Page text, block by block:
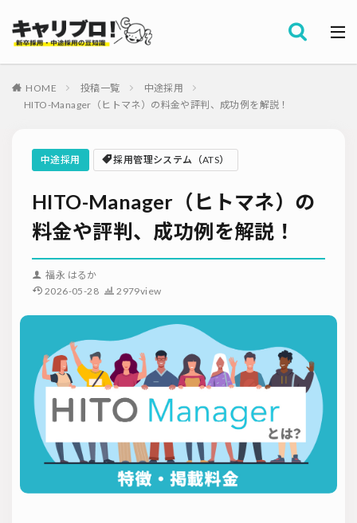
HOME 投稿一覧
中途採用
HITO-Manager（ヒトマネ）の料金や評判、成功例を解説！
中途採用 採用管理システム（ATS）
HITO-Manager（ヒトマネ）の
料金や評判、成功例を解説！
福永 はるか
2026-05-28
2979view
カテゴリー
タグ
就職サイト
転職サイト
ダイレクトリクルーティング
採用管理システム（ATS）
採用ノウハウ
採用ツール
採用計画
母集団の形成確保
エンジニア採用
採用イベント・合説
面接・選考
内定フォロー
内定辞退
採用コンサルティング
適性検査
新人研修
リファラル採用
新卒・人材紹介
グローバル採用
ソーシャルリクルーティング
入社式 AI・RPA
検索
労務・組織
メルマガ登録
資料ダウンロード
お問い合わせ